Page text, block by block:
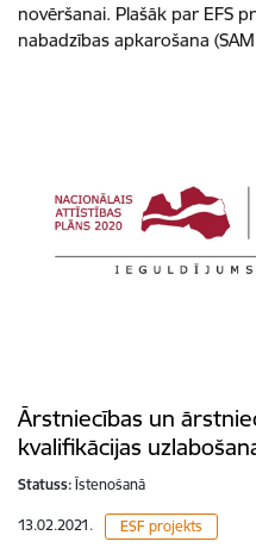
novēršanai. Plašāk par EFS
nabadzības apkarošana
Ārstniecības un
kvalifikācijas
Statuss: Īstenošanā
13.02.2021. ESF projekts